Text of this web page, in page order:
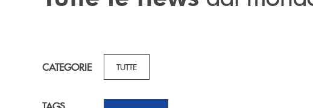
CATEGORIE TUTTE